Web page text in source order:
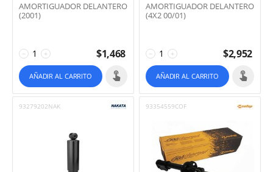
AMORTIGUADOR DELANTERO
(2001)
+
− $1,468
AÑADIR AL CARRITO
AMORTIGUADOR DELANTERO
(4X2 00/01)
+
− $2,952
AÑADIR AL CARRITO
93279202NAK 93354559COF